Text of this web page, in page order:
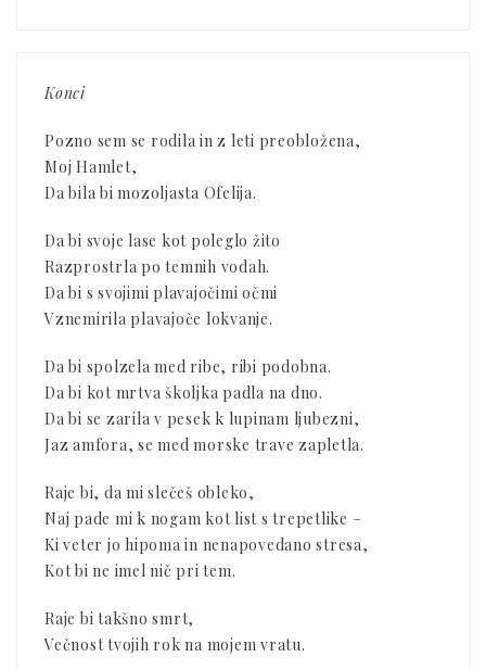
Konci
Pozno sem se rodila in z leti preobložena,
Moj Hamlet,
Da bila bi mozoljasta Ofelija.
Da bi svoje lase kot poleglo žito
Razprostrla po temnih vodah.
Da bi s svojimi plavajočimi očmi
Vznemirila plavajoče lokvanje.
Da bi spolzela med ribe, ribi podobna.
Da bi kot mrtva školjka padla na dno.
Da bi se zarila v pesek k lupinam ljubezni,
Jaz amfora, se med morske trave zapletla.
Raje bi, da mi slečeš obleko,
Naj pade mi k nogam kot list s trepetlike –
Ki veter jo hipoma in nenapovedano stresa,
Kot bi ne imel nič pri tem.
Raje bi takšno smrt,
Večnost tvojih rok na mojem vratu.